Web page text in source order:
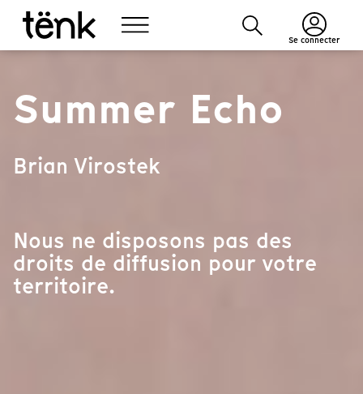
Se connecter
Summer Echo
Brian Virostek
Nous ne disposons pas des
droits de diffusion pour votre
territoire.